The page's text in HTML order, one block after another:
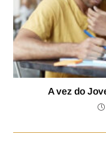
A vez do